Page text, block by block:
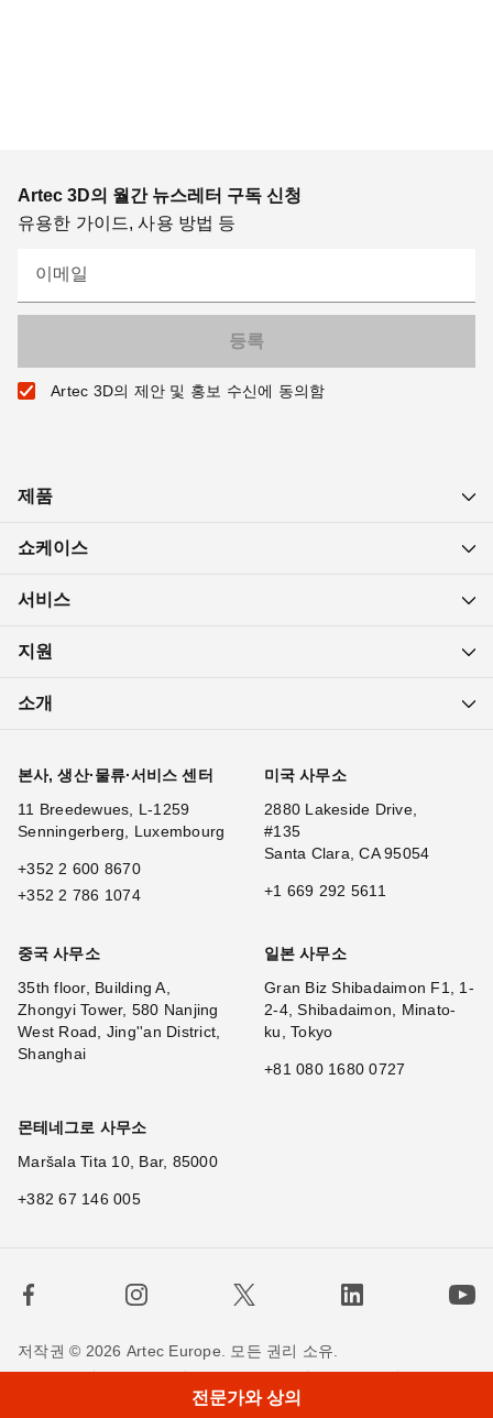
Artec 3D의 월간 뉴스레터 구독 신청
유용한 가이드, 사용 방법 등
이메일
Artec 3D의 제안 및 홍보 수신에 동의함
제품
쇼케이스
서비스
지원
소개
본사, 생산·물류·서비스 센터
11 Breedewues, L-1259
Senningerberg, Luxembourg
+352 2 600 8670
+352 2 786 1074
미국 사무소
2880 Lakeside Drive,
#135
Santa Clara, CA 95054
+1 669 292 5611
중국 사무소
35th floor, Building A,
Zhongyi Tower, 580 Nanjing
West Road, Jing''an District,
Shanghai
일본 사무소
Gran Biz Shibadaimon F1, 1-
2-4, Shibadaimon, Minato-
ku, Tokyo
+81 080 1680 0727
몬테네그로 사무소
Maršala Tita 10, Bar, 85000
+382 67 146 005
저작권 © 2026 Artec Europe. 모든 권리 소유.
전문가와 상의